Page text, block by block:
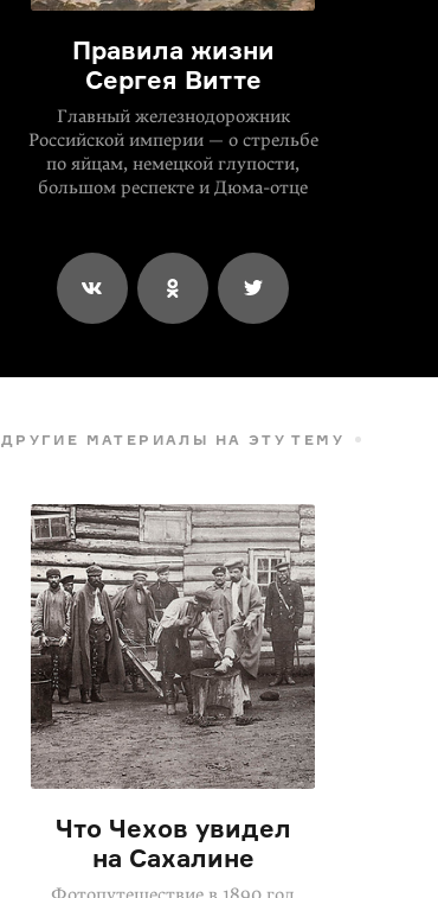
Правила жизни
Сергея Витте
Главный железнодорожник
Российской империи — о стрельбе
по яйцам, немецкой глупости,
большом респекте и Дюма-отце
ДРУГИЕ МАТЕРИАЛЫ НА ЭТУ ТЕМУ
Что Чехов увидел
на Сахалине